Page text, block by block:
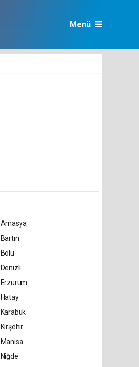
Menü
Amasya
Bartın
Bolu
Denizli
Erzurum
Hatay
Karabük
Kırşehir
Manisa
Niğde